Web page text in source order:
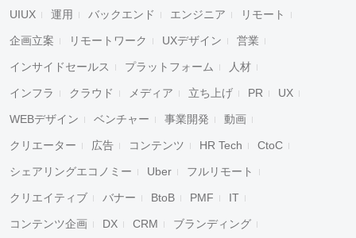
UIUX 運用 バックエンド エンジニア リモート
企画立案 リモートワーク UXデザイン 営業
インサイドセールス プラットフォーム 人材
インフラ クラウド メディア 立ち上げ PR UX
WEBデザイン ベンチャー 事業開発 動画
クリエーター 広告 コンテンツ HR Tech CtoC
シェアリングエコノミー Uber フルリモート
クリエイティブ バナー BtoB PMF IT
コンテンツ企画 DX CRM ブランディング